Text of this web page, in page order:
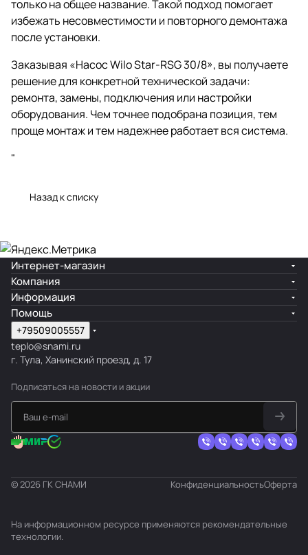
только на общее название. Такой подход помогает
избежать несовместимости и повторного демонтажа
после установки.
Заказывая «Насос Wilo Star-RSG 30/8», вы получаете
решение для конкретной технической задачи:
ремонта, замены, подключения или настройки
оборудования. Чем точнее подобрана позиция, тем
проще монтаж и тем надежнее работает вся система.
"
Назад к списку
Интернет-магазин
Компания
Информация
Помощь
+79509005557
teplo@snami.ru
г. Тула, Ханинский проезд, д. 17
Подписаться на новости и акции
© 2026 ГК СНАМИ КонфиденциальностьОферта
На информационном ресурсе применяются рекомендательные
технологии.